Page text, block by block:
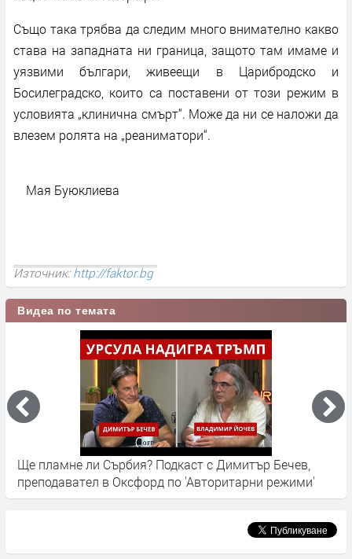
Също така трябва да следим много внимателно какво
става на западната ни граница, защото там имаме и
уязвими българи, живеещи в Царибродско и
Босилеградско, които са поставени от този режим в
условията „клинична смърт“. Може да ни се наложи да
влезем ролята на „реаниматори“.
Мая Буюклиева
Източник:http://faktor.bg
Видеа по темата
Сърбия: Огромният проблем на Белград с мръсния
въздух